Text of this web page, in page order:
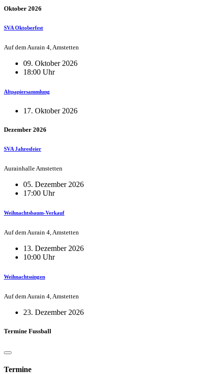
Oktober 2026
SVA Oktoberfest
Auf dem Aurain 4, Amstetten
09. Oktober 2026
18:00 Uhr
Altpapiersammlung
17. Oktober 2026
Dezember 2026
SVA Jahresfeier
Aurainhalle Amstetten
05. Dezember 2026
17:00 Uhr
Weihnachtsbaum-Verkauf
Auf dem Aurain 4, Amstetten
13. Dezember 2026
10:00 Uhr
Weihnachtssingen
Auf dem Aurain 4, Amstetten
23. Dezember 2026
Termine Fussball
Termine